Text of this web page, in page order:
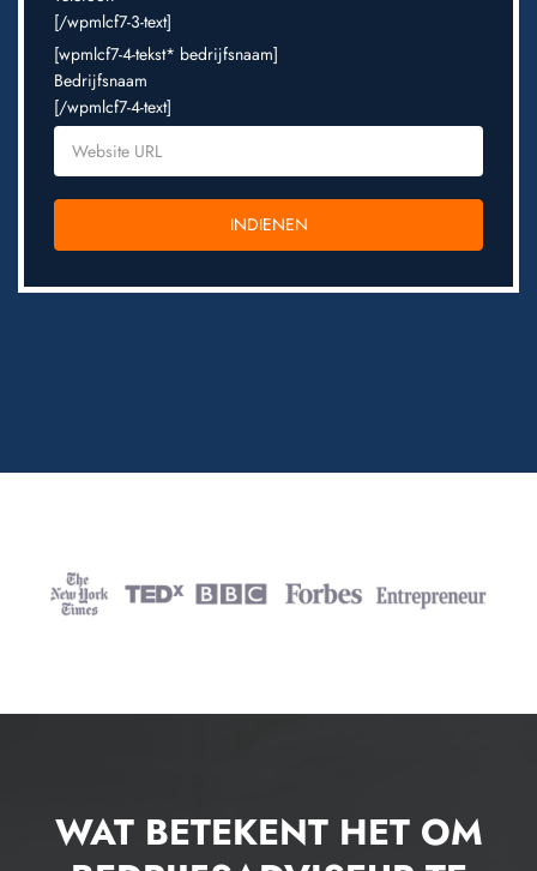
[/wpmlcf7-3-text]
[wpmlcf7-4-tekst* bedrijfsnaam]
Bedrijfsnaam
[/wpmlcf7-4-text]
WAT BETEKENT HET OM